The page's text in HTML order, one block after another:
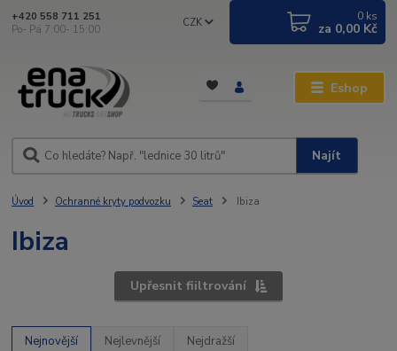
Eshop
CZK
Najít
+420 558 711 251
Po- Pá 7:00- 15:00
0 ks
za 0,00 Kč
Úvod Ochranné kryty podvozku Seat Ibiza
Ibiza
Upřesnit fiiltrování
Nejnovější Nejlevnější Nejdražší